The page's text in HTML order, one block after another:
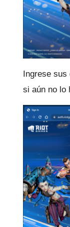
Ingrese sus
si aún no lo